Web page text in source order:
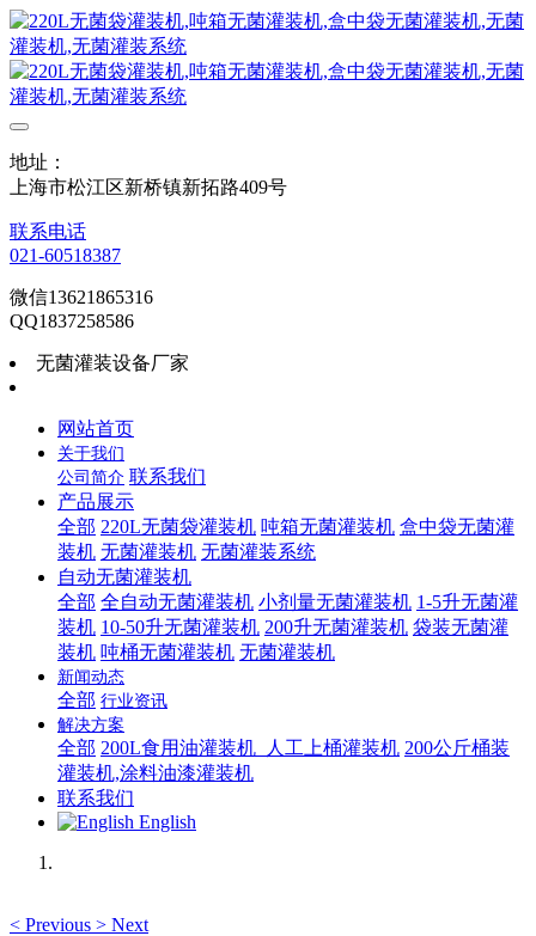
地址：
上海市松江区新桥镇新拓路409号
联系电话
021-60518387
微信13621865316
QQ1837258586
无菌灌装设备厂家
网站首页
关于我们
公司简介 联系我们
产品展示
全部 220L无菌袋灌装机 吨箱无菌灌装机 盒中袋无菌灌
装机 无菌灌装机 无菌灌装系统
自动无菌灌装机
全部 全自动无菌灌装机 小剂量无菌灌装机 1-5升无菌灌
装机 10-50升无菌灌装机 200升无菌灌装机 袋装无菌灌
装机 吨桶无菌灌装机 无菌灌装机
新闻动态
全部 行业资讯
解决方案
全部 200L食用油灌装机_人工上桶灌装机 200公斤桶装
灌装机,涂料油漆灌装机
联系我们
English
< Previous > Next